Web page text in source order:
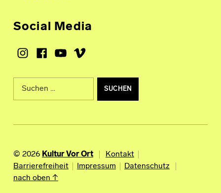
Social Media
Instagram
Facebook
Youtube
Vimeo
Suche nach:
© 2026 Kultur Vor Ort
Kontakt
Barrierefreiheit
Impressum
Datenschutz
nach oben ↑